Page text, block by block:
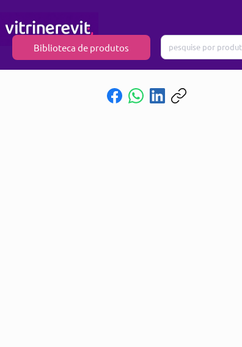
Biblioteca de produtos